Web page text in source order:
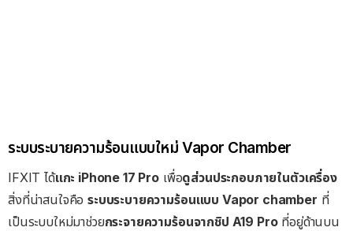
ระบบระบายความร้อนแบบใหม่ Vapor Chamber
IFXIT ได้แกะ iPhone 17 Pro เพื่อดูส่วนประกอบภายในตัวเครื่อง
สิ่งที่น่าสนใจคือระบบระบายความร้อนแบบ Vapor chamber ที่
เป็นระบบใหม่มาช่วยกระจายความร้อนจากชิป A19 Proที่อยู่ด้านบน